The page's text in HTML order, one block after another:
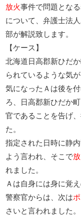
放火事件で問題となる
について、弁護士法
部が解説致します。
【ケース】
北海道日高郡新ひだ
られているような気が
気になったＡは後を
ろ、日高郡新ひだか
官であることを告げ
た。
指定された日時に静
よう言われ、そこで
れました。
Ａは自身には身に覚
警察官からは、次は
さいと言われました。